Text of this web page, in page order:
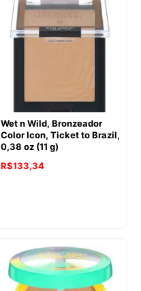
Wet n Wild, Bronzeador
Color Icon, Ticket to Brazil,
0,38 oz (11 g)
R$133,34